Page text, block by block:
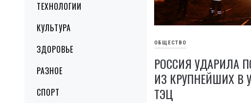
ТЕХНОЛОГИИ
КУЛЬТУРА
ЗДОРОВЬЕ
РАЗНОЕ
СПОРТ
ОБЩЕСТВО
РОССИЯ УДАРИЛА
ИЗ КРУПНЕЙШИХ В
ТЭЦ